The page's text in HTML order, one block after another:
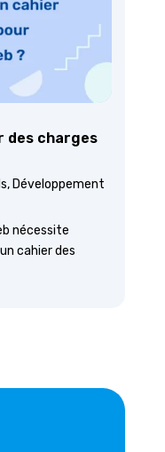
des charges
, Développement
nécessite
cahier des